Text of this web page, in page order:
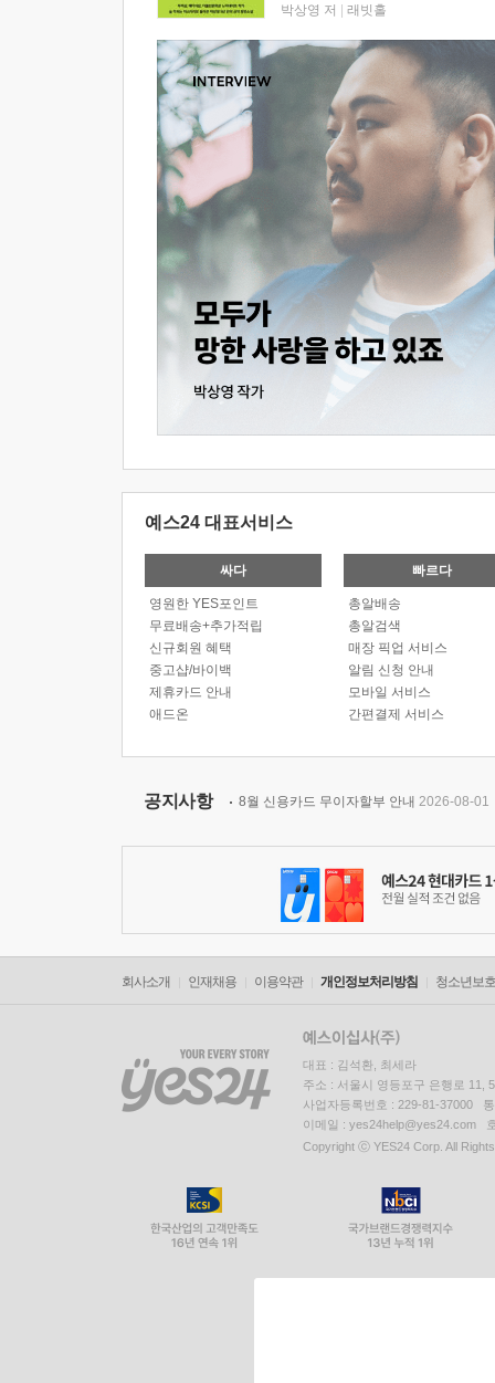
박상영 저 래빗홀
예스24 대표서비스
싸다
영원한 YES포인트
무료배송+추가적립
신규회원 혜택
중고샵/바이백
제휴카드 안내
애드온
빠르다
총알배송
총알검색
매장 픽업 서비스
알림 신청 안내
모바일 서비스
간편결제 서비스
공지사항 8월 신용카드 무이자할부 안내 2026-08-01
회사소개 인재채용 이용약관 개인정보처리방침 청소년보
대표 : 김석환, 최세라
주소 : 서울시 영등포구 은행로 11,
사업자등록번호 : 229-81-37000
이메일 : yes24help@yes24.com
Copyright ⓒ YES24 Corp. All